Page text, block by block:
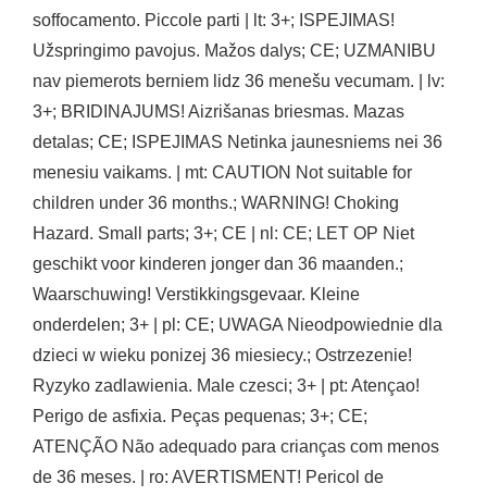
soffocamento. Piccole parti | lt: 3+; ISPEJIMAS!
Užspringimo pavojus. Mažos dalys; CE; UZMANIBU
nav piemerots berniem lidz 36 menešu vecumam. | lv:
3+; BRIDINAJUMS! Aizrišanas briesmas. Mazas
detalas; CE; ISPEJIMAS Netinka jaunesniems nei 36
menesiu vaikams. | mt: CAUTION Not suitable for
children under 36 months.; WARNING! Choking
Hazard. Small parts; 3+; CE | nl: CE; LET OP Niet
geschikt voor kinderen jonger dan 36 maanden.;
Waarschuwing! Verstikkingsgevaar. Kleine
onderdelen; 3+ | pl: CE; UWAGA Nieodpowiednie dla
dzieci w wieku ponizej 36 miesiecy.; Ostrzezenie!
Ryzyko zadlawienia. Male czesci; 3+ | pt: Atençao!
Perigo de asfixia. Peças pequenas; 3+; CE;
ATENÇÃO Não adequado para crianças com menos
de 36 meses. | ro: AVERTISMENT! Pericol de